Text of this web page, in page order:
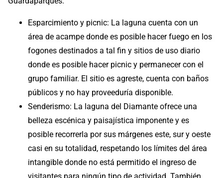
Esparcimiento y picnic: La laguna cuenta con un
área de acampe donde es posible hacer fuego en los
fogones destinados a tal fin y sitios de uso diario
donde es posible hacer picnic y permanecer con el
grupo familiar. El sitio es agreste, cuenta con baños
públicos y no hay proveeduría disponible.
Senderismo: La laguna del Diamante ofrece una
belleza escénica y paisajística imponente y es
posible recorrerla por sus márgenes este, sur y oeste
casi en su totalidad, respetando los límites del área
intangible donde no está permitido el ingreso de